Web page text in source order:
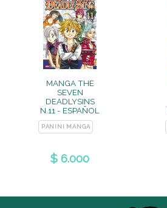
MANGA THE
SEVEN
DEADLYSINS
N.11 - ESPAÑOL
PANINI MANGA
$ 6.000